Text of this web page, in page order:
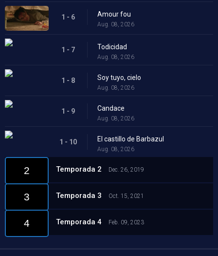
1 - 6 Amour fou
Aug. 08, 2026
1 - 7 Todicidad
Aug. 08, 2026
1 - 8 Soy tuyo, cielo
Aug. 08, 2026
1 - 9 Candace
Aug. 08, 2026
1 - 10 El castillo de Barbazul
Aug. 08, 2026
2 Temporada 2 Dec. 26, 2019
3 Temporada 3 Oct. 15, 2021
4 Temporada 4 Feb. 09, 2023